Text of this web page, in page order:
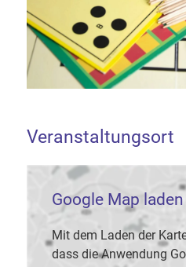
Veranstaltungsort
Google Map laden
Mit dem Laden der
dass die Anwendung